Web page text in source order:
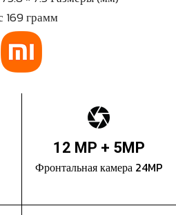
169 грамм
12 MP + 5MP
Фронтальная камера 24MP